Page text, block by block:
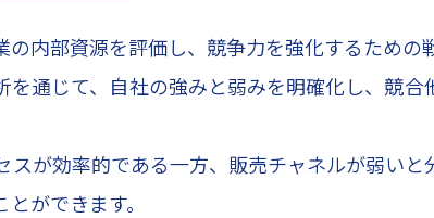
内部資源を評価し、競争力を強化するための
を通じて、自社の強みと弱みを明確化し、競
スが効率的である一方、販売チャネルが弱い
ができます。